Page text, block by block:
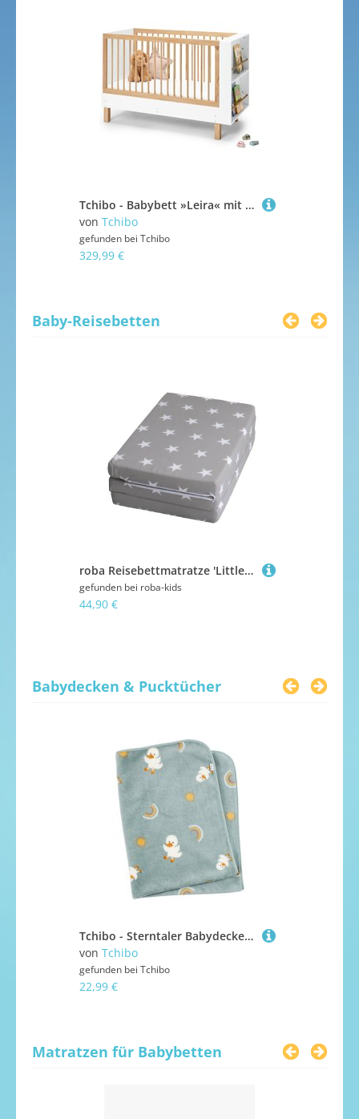
Spieldecken & Krabbeldecken
Tchibo - Babybett »Leira« mit integriertem Bücherregal - 135,5x65,8x90cm - braun -
von Tchibo
gefunden bei Tchibo
329,99 €
Baby-Reisebetten
roba Reisebettmatratze 'Little Stars', faltbares Reisebett, Baby/Kinderbett 60 x 120 cm, inkl. Tragetasche
gefunden bei roba-kids
44,90 €
Babydecken & Pucktücher
Tchibo - Sterntaler Babydecke Edda - grün
von Tchibo
gefunden bei Tchibo
22,99 €
Matratzen für Babybetten